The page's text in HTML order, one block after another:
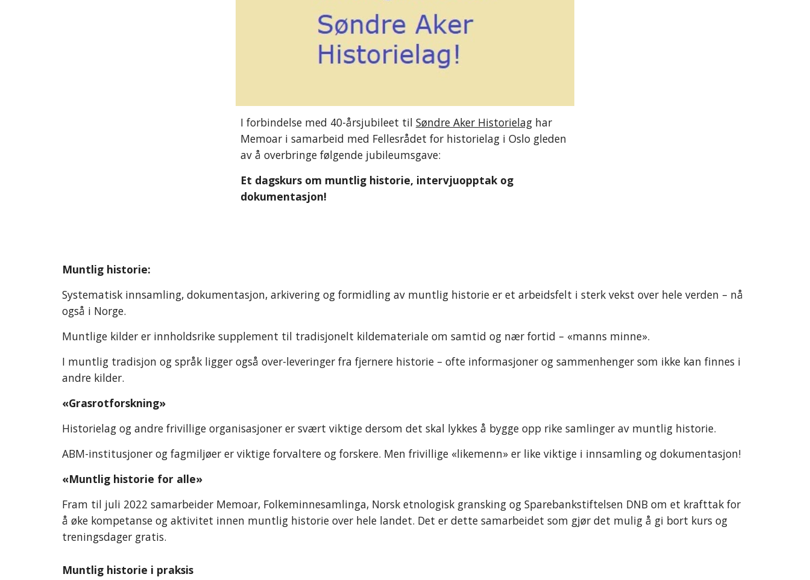
I forbindelse med 40-årsjubileet til Søndre Aker Historielaghar
Memoar i samarbeid med Fellesrådet for historielag i Oslo gleden
av å overbringe følgende jubileumsgave:
Et dagskurs om muntlig historie, intervjuopptak og
dokumentasjon!
Muntlig historie:
Systematisk innsamling, dokumentasjon, arkivering og formidling av muntlig historie er et arbeidsfelt i sterk vekst over hele verden – nå
også i Norge.
Muntlige kilder er innholdsrike supplement til tradisjonelt kildemateriale om samtid og nær fortid – «manns minne».
I muntlig tradisjon og språk ligger også over-leveringer fra fjernere historie – ofte informasjoner og sammenhenger som ikke kan finnes i
andre kilder.
«Grasrotforskning»
Historielag og andre frivillige organisasjoner er svært viktige dersom det skal lykkes å bygge opp rike samlinger av muntlig historie.
ABM-institusjoner og fagmiljøer er viktige forvaltere og forskere. Men frivillige «likemenn» er like viktige i innsamling og dokumentasjon!
«Muntlig historie for alle»
Fram til juli 2022 samarbeider Memoar, Folkeminnesamlinga, Norsk etnologisk gransking og Sparebankstiftelsen DNB om et krafttak for
å øke kompetanse og aktivitet innen muntlig historie over hele landet. Det er dette samarbeidet som gjør det mulig å gi bort kurs og
treningsdager gratis.
Muntlig historie i praksis